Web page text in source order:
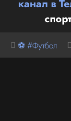
канал в
⚽ #Футбол